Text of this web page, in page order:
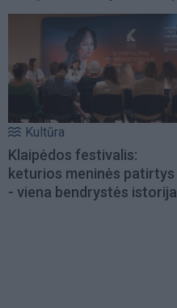
Kultūra
Klaipėdos festivalis:
keturios meninės patirtys
- viena bendrystės istorija